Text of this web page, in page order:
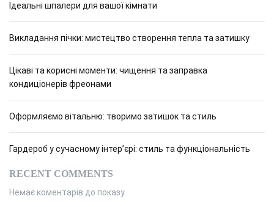
Ідеальні шпалери для вашої кімнати
Викладання пічки: мистецтво створення тепла та затишку
Цікаві та корисні моменти: чищення та заправка
кондиціонерів фреонами
Оформляємо вітальню: творимо затишок та стиль
Гардероб у сучасному інтер’єрі: стиль та функціональність
RECENT COMMENTS
Немає коментарів до показу.